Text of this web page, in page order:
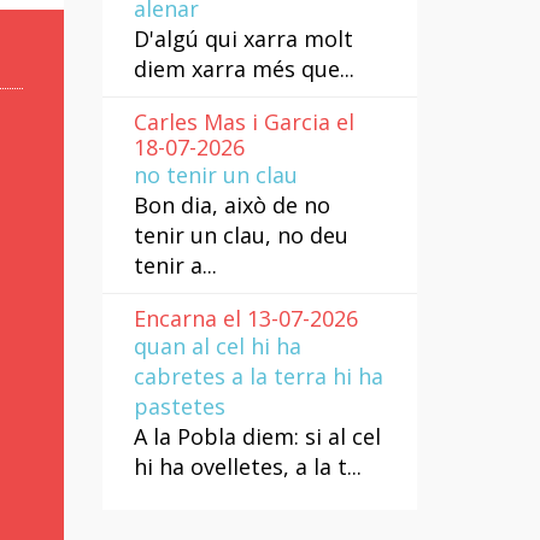
alenar
D'algú qui xarra molt
diem xarra més que...
Carles Mas i Garcia el
18-07-2026
no tenir un clau
Bon dia, això de no
tenir un clau, no deu
tenir a...
Encarna el 13-07-2026
quan al cel hi ha
cabretes a la terra hi ha
pastetes
A la Pobla diem: si al cel
hi ha ovelletes, a la t...